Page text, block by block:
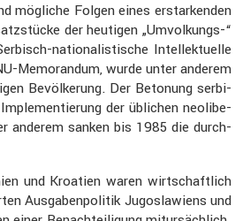
mögliche Folgen eines erstar­kenden
der heutigen „Umvol­kungs-“
natio­na­lis­ti­sche Intel­lek­tu­elle
Memorandum, wurde unter anderem
Bevöl­ke­rung. Der Betonung serbi­
der üblichen neoli­be­
anderem sanken bis 1985 die durch­
und Kroatien waren wirtschaft­lich
Ausga­ben­po­litik Jugosla­wiens und